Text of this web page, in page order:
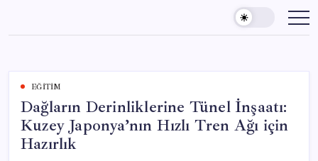
content
EĞITIM
Dağların Derinliklerine Tünel İnşaatı:
Kuzey Japonya’nın Hızlı Tren Ağı için
Hazırlık